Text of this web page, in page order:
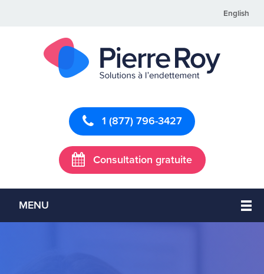
English
1 (877) 796-3427
Consultation gratuite
MENU